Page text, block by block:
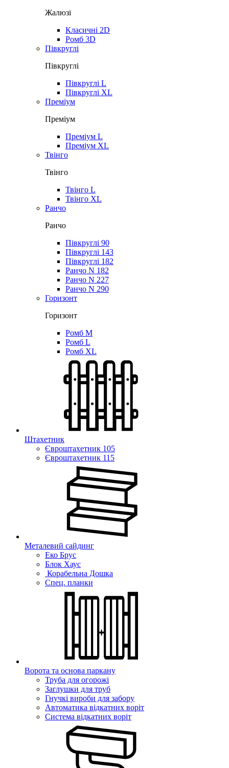
Жалюзі
Класичні 2D
Ромб 3D
Півкруглі
Півкруглі
Півкруглі L
Півкруглі XL
Преміум
Преміум
Преміум L
Преміум XL
Твінго
Твінго
Твінго L
Твінго XL
Ранчо
Ранчо
Півкруглі 90
Півкруглі 143
Півкруглі 182
Ранчо N 182
Ранчо N 227
Ранчо N 290
Горизонт
Горизонт
Ромб M
Ромб L
Ромб XL
Штахетник
Євроштахетник 105
Євроштахетник 115
Металевий сайдинг
Еко Брус
Блок Хаус
Корабельна Дошка
Спец. планки
Ворота та основа паркану
Труба для огорожі
Заглушки для труб
Гнучкі вироби для забору
Автоматика відкатних воріт
Система відкатних воріт